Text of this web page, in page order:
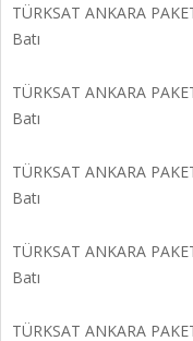
TÜRKSAT ANKARA
Batı
TÜRKSAT ANKARA
Batı
TÜRKSAT ANKARA
Batı
TÜRKSAT ANKARA
Batı
TÜRKSAT ANKARA